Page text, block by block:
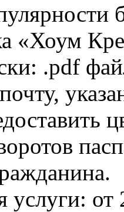
«Хоум
.pdf
услуги: от